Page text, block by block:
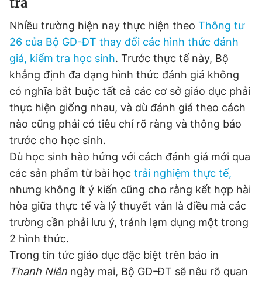
Theo dõi báo trên
Hotline
0906 645 777
Liên hệ quảng cáo
0908 780 404
Đặt báo Quảng cáo RSS Tòa soạn Chính sách bảo
Tổng biên tập: Nguyễn Ngọc Toàn
Phó tổng biên tập thường trực: Hải Thành
Phó tổng biên tập: Lâm Hiếu Dũng
Phó tổng biên tập: Trần Việt Hưng
Tổng thư ký tòa soạn: Đức Trung
Giấy phép xuất bản số 110/GP - BTTTT cấp ngày 24.3.2020
© 2003-2026 Bản quyền thuộc về Báo Thanh Niên. Cấm sao
chép dưới mọi hình thức nếu không có sự chấp thuận bằng văn
bản. Phát triển bởi ePi Technologies, JSC.
Nhiều trường hiện nay thực hiện theo Thông tư
26 của Bộ GD-ĐT thay đổi các hình thức đánh
giá, kiểm tra học sinh. Trước thực tế này, Bộ
khẳng định đa dạng hình thức đánh giá không
có nghĩa bắt buộc tất cả các cơ sở giáo dục phải
thực hiện giống nhau, và dù đánh giá theo cách
nào cũng phải có tiêu chí rõ ràng và thông báo
trước cho học sinh.
Dù học sinh hào hứng với cách đánh giá mới qua
các sản phẩm từ bài học trải nghiệm thực tế,
nhưng không ít ý kiến cũng cho rằng kết hợp hài
hòa giữa thực tế và lý thuyết vẫn là điều mà các
trường cần phải lưu ý, tránh lạm dụng một trong
2 hình thức.
Trong tin tức giáo dục đặc biệt trên báo in
Thanh Niên ngày mai, Bộ GD-ĐT sẽ nêu rõ quan